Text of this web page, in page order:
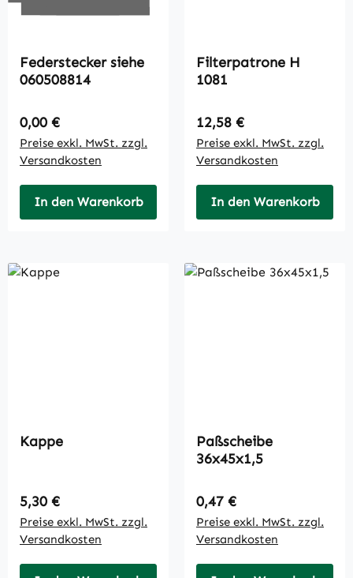
Federstecker siehe
060508814
Regulärer Preis:
0,00 €
Preise exkl. MwSt. zzgl.
Versandkosten
In den Warenkorb
Filterpatrone H
1081
Regulärer Preis:
12,58 €
Preise exkl. MwSt. zzgl.
Versandkosten
In den Warenkorb
Kappe
Regulärer Preis:
5,30 €
Preise exkl. MwSt. zzgl.
Versandkosten
Paßscheibe
36x45x1,5
Regulärer Preis:
0,47 €
Preise exkl. MwSt. zzgl.
Versandkosten